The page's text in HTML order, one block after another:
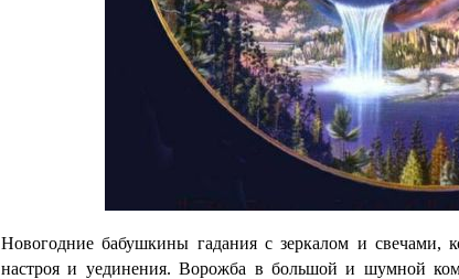
Новогодние бабушкины гадания с зеркалом и свечами,
настроя и уединения. Ворожба в большой и шумной